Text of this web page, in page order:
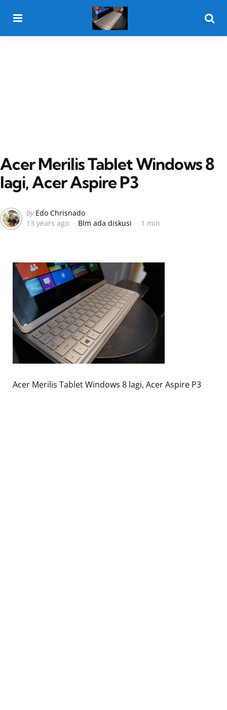
Acer Merilis Tablet Windows 8
lagi, Acer Aspire P3
Posted
by
by Edo Chrisnado
13 years ago
Blm ada diskusi 1 min
Acer Merilis Tablet Windows 8 lagi, Acer Aspire P3